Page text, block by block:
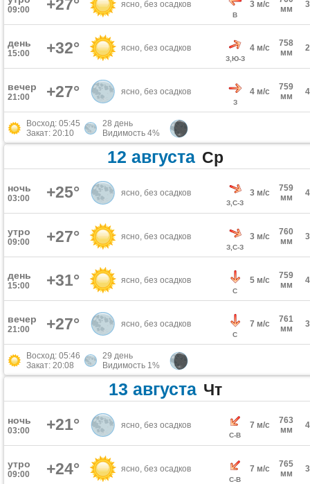
09:00 +27° ясно, без осадков
В
3 м/с
мм
день
15:00 +32° ясно, без осадков
З,Ю-З
4 м/с
758
мм
вечер
21:00 +27° ясно, без осадков
З
4 м/с
759
мм
Восход: 05:45
Закат: 20:10
28 день
Видимость 4%
12 августа Ср
ночь
03:00 +25° ясно, без осадков
З,С-З
3 м/с
759
мм
утро
09:00 +27° ясно, без осадков
З,С-З
3 м/с
760
мм
день
15:00 +31° ясно, без осадков
С
5 м/с
759
мм
вечер
21:00 +27° ясно, без осадков
С
7 м/с
761
мм
Восход: 05:46
Закат: 20:08
29 день
Видимость 1%
13 августа Чт
ночь
03:00 +21° ясно, без осадков
С-В
7 м/с
763
мм
утро
09:00 +24° ясно, без осадков
С-В
7 м/с
765
мм